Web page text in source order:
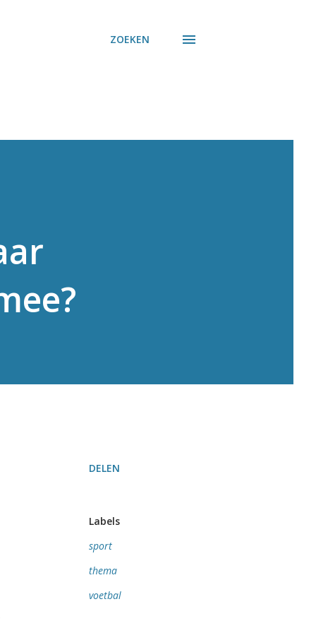
ZOEKEN
DELEN
Labels
sport
thema
voetbal